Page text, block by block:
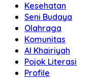
Kesehatan
Seni Budaya
Olahraga
Komunitas
Al Khairiyah
Pojok Literasi
Profile